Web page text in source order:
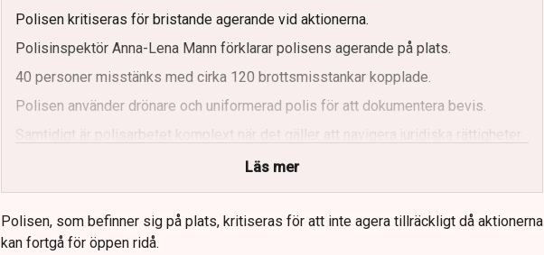
Polisen kritiseras för bristande agerande vid aktionerna.
Polisinspektör Anna-Lena Mann förklarar polisens agerande på plats.
40 personer misstänks med cirka 120 brottsmisstankar kopplade.
Polisen använder drönare och uniformerad polis för att dokumentera bevis.
Samtidigt är polisarbetet komplext när det gäller att navigera juridiska rättigheter
Läs mer
Polisen, som befinner sig på plats, kritiseras för att inte agera tillräckligt då aktionerna
kan fortgå för öppen ridå.